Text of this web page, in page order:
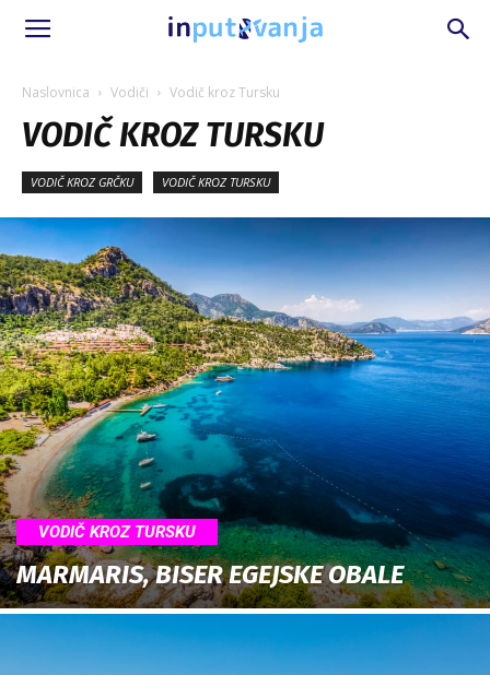
Naslovnica Vodiči Vodič kroz Tursku
VODIČ KROZ TURSKU
VODIČ KROZ GRČKU VODIČ KROZ TURSKU
VODIČ KROZ TURSKU
MARMARIS, BISER EGEJSKE OBALE